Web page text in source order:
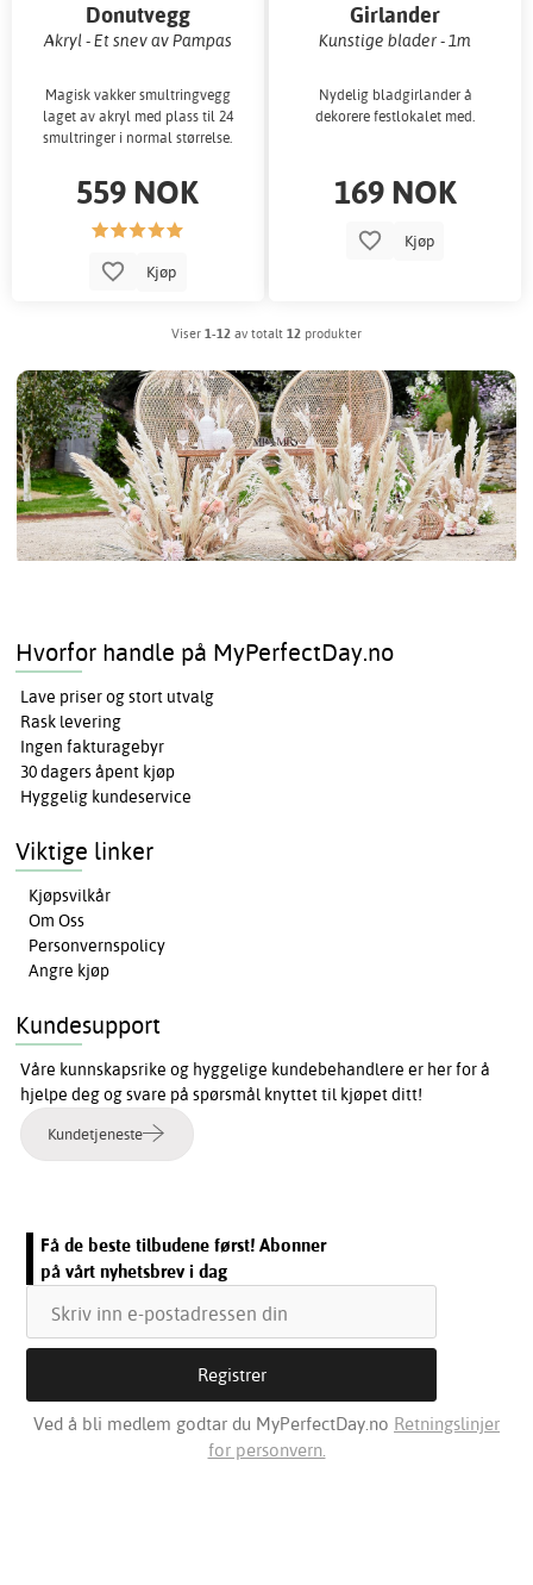
Donutvegg
Akryl - Et snev av Pampas
Magisk vakker smultringvegg
laget av akryl med plass til 24
smultringer i normal størrelse.
559 NOK
Kjøp
Girlander
Kunstige blader - 1m
Nydelig bladgirlander å
dekorere festlokalet med.
169 NOK
Kjøp
Viser 1-12 av totalt 12 produkter
Hvorfor handle på MyPerfectDay.no
Lave priser og stort utvalg
Rask levering
Ingen fakturagebyr
30 dagers åpent kjøp
Hyggelig kundeservice
Viktige linker
Kjøpsvilkår
Om Oss
Personvernspolicy
Angre kjøp
Kundesupport
Våre kunnskapsrike og hyggelige kundebehandlere er her for å
hjelpe deg og svare på spørsmål knyttet til kjøpet ditt!
Kundetjeneste
Få de beste tilbudene først! Abonner
på vårt nyhetsbrev i dag
Ved å bli medlem godtar du MyPerfectDay.no Retningslinjer
for personvern.